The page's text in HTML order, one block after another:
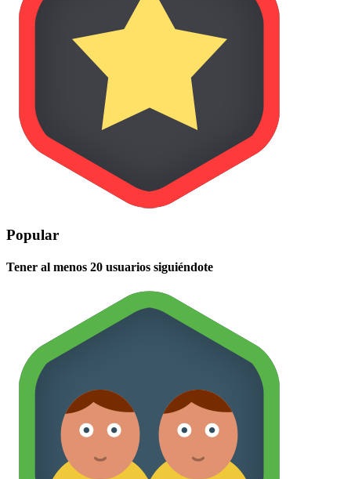
Popular
Tener al menos 20 usuarios siguiéndote